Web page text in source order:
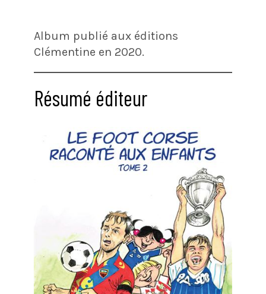
Album publié aux éditions
Clémentine en 2020.
Résumé éditeur